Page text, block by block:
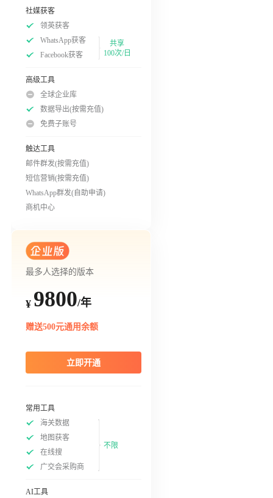
社媒获客
领英获客
WhatsApp获客
Facebook获客
共享
100次/日
高级工具
全球企业库
数据导出(按需充值)
免费子账号
触达工具
邮件群发(按需充值)
短信营销(按需充值)
WhatsApp群发(自助申请)
商机中心
最多人选择的版本
¥ 9800/年
赠送500元通用余额
立即开通
常用工具
海关数据
地图获客
在线搜
广交会采购商
不限
AI工具